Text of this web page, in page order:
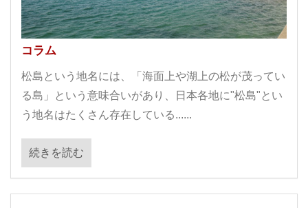
コラム
松島という地名には、「海面上や湖上の松が茂ってい
る島」という意味合いがあり、日本各地に"松島"とい
う地名はたくさん存在している......
続きを読む